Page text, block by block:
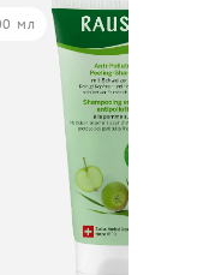
мл